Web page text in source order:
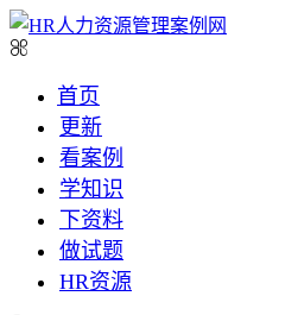
首页
更新
看案例
学知识
下资料
做试题
HR资源